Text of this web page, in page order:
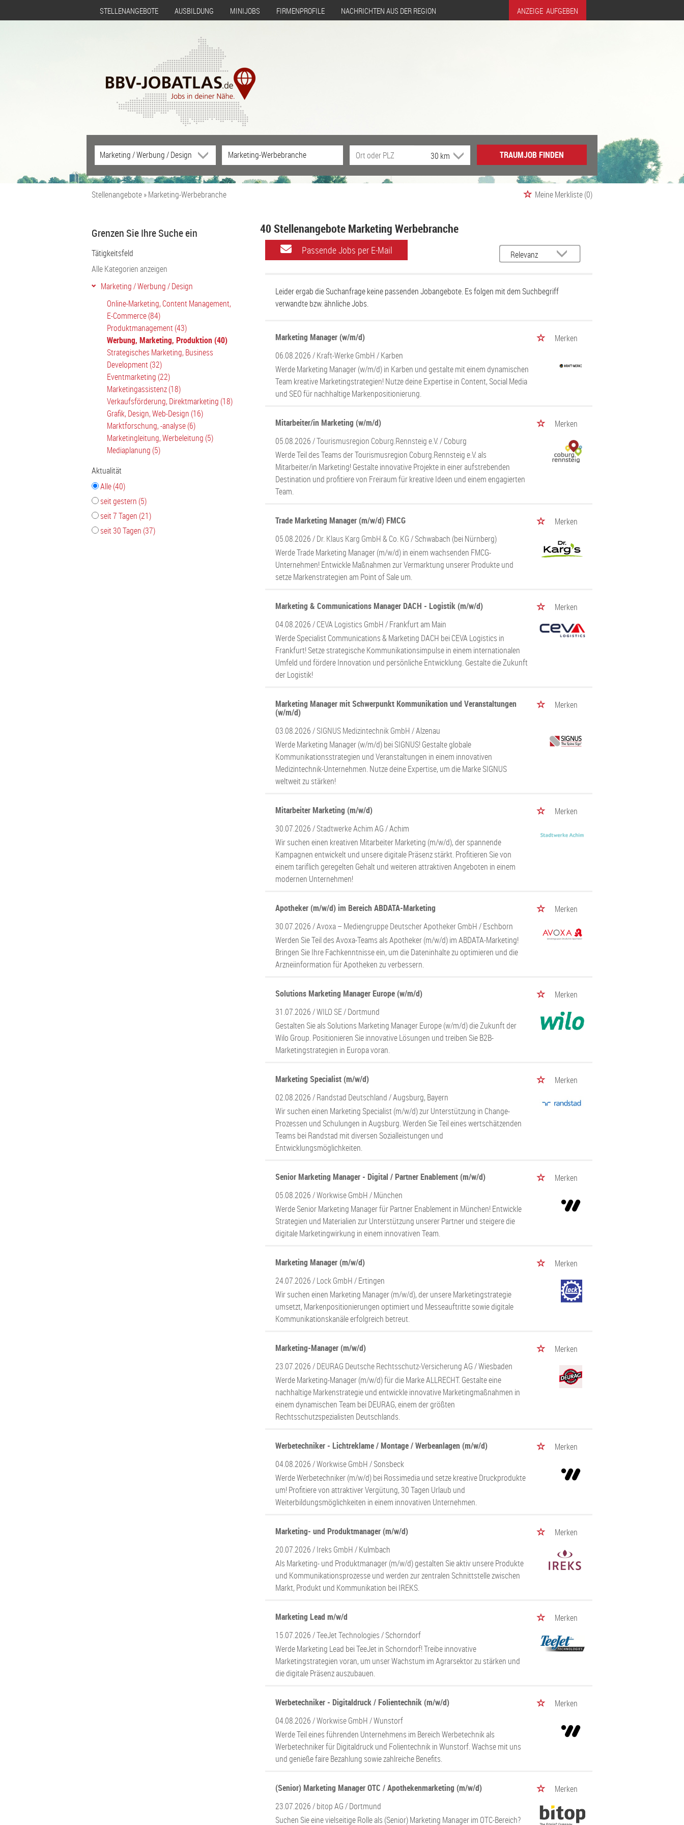
STELLENANGEBOTE AUSBILDUNG MINIJOBS FIRMENPROFILE NACHRICHTEN AUS DER REGION ANZEIGE AUFGEBEN
TRAUMJOB FINDEN
Stellenangebote Marketing-Werbebranche Meine Merkliste(0)
Grenzen Sie Ihre Suche ein
Tätigkeitsfeld
Alle Kategorien anzeigen
Marketing / Werbung / Design
Online-Marketing, Content Management,
E-Commerce (84)
Produktmanagement (43)
Werbung, Marketing, Produktion (40)
Strategisches Marketing, Business
Development (32)
Eventmarketing (22)
Marketingassistenz (18)
Verkaufsförderung, Direktmarketing (18)
Grafik, Design, Web-Design (16)
Marktforschung, -analyse (6)
Marketingleitung, Werbeleitung (5)
Mediaplanung (5)
Aktualität
Alle (40)
seit gestern (5)
seit 7 Tagen (21)
seit 30 Tagen (37)
40 Stellenangebote Marketing Werbebranche
Passende Jobs per E-Mail
Leider ergab die Suchanfrage keine passenden Jobangebote. Es folgen mit dem Suchbegriff
verwandte bzw. ähnliche Jobs.
Marketing Manager (w/m/d)
Merken
06.08.2026 /Kraft-Werke GmbH/ Karben
Werde Marketing Manager (w/m/d) in Karben und gestalte mit einem dynamischen
Team kreative Marketingstrategien! Nutze deine Expertise in Content, Social Media
und SEO für nachhaltige Markenpositionierung.
Mitarbeiter/in Marketing (w/m/d)
Merken
05.08.2026 /Tourismusregion Coburg.Rennsteig e.V./ Coburg
Werde Teil des Teams der Tourismusregion Coburg.Rennsteig e.V. als
Mitarbeiter/in Marketing! Gestalte innovative Projekte in einer aufstrebenden
Destination und profitiere von Freiraum für kreative Ideen und einem engagierten
Team.
Trade Marketing Manager (m/w/d) FMCG
Merken
05.08.2026 /Dr. Klaus Karg GmbH & Co. KG/ Schwabach (bei Nürnberg)
Werde Trade Marketing Manager (m/w/d) in einem wachsenden FMCG-
Unternehmen! Entwickle Maßnahmen zur Vermarktung unserer Produkte und
setze Markenstrategien am Point of Sale um.
Marketing & Communications Manager DACH - Logistik (m/w/d)
Merken
04.08.2026 /CEVA Logistics GmbH/ Frankfurt am Main
Werde Specialist Communications & Marketing DACH bei CEVA Logistics in
Frankfurt! Setze strategische Kommunikationsimpulse in einem internationalen
Umfeld und fördere Innovation und persönliche Entwicklung. Gestalte die Zukunft
der Logistik!
Marketing Manager mit Schwerpunkt Kommunikation und Veranstaltungen
(w/m/d)
Merken
03.08.2026 /SIGNUS Medizintechnik GmbH/ Alzenau
Werde Marketing Manager (w/m/d) bei SIGNUS! Gestalte globale
Kommunikationsstrategien und Veranstaltungen in einem innovativen
Medizintechnik-Unternehmen. Nutze deine Expertise, um die Marke SIGNUS
weltweit zu stärken!
Mitarbeiter Marketing (m/w/d)
Merken
30.07.2026 /Stadtwerke Achim AG/ Achim
Wir suchen einen kreativen Mitarbeiter Marketing (m/w/d), der spannende
Kampagnen entwickelt und unsere digitale Präsenz stärkt. Profitieren Sie von
einem tariflich geregelten Gehalt und weiteren attraktiven Angeboten in einem
modernen Unternehmen!
Apotheker (m/w/d) im Bereich ABDATA-Marketing
Merken
30.07.2026 /Avoxa – Mediengruppe Deutscher Apotheker GmbH/ Eschborn
Werden Sie Teil des Avoxa-Teams als Apotheker (m/w/d) im ABDATA-Marketing!
Bringen Sie Ihre Fachkenntnisse ein, um die Dateninhalte zu optimieren und die
Arzneiinformation für Apotheken zu verbessern.
Solutions Marketing Manager Europe (w/m/d)
Merken
31.07.2026 /WILO SE/ Dortmund
Gestalten Sie als Solutions Marketing Manager Europe (w/m/d) die Zukunft der
Wilo Group. Positionieren Sie innovative Lösungen und treiben Sie B2B-
Marketingstrategien in Europa voran.
Marketing Specialist (m/w/d)
Merken
02.08.2026 /Randstad Deutschland/ Augsburg, Bayern
Wir suchen einen Marketing Specialist (m/w/d) zur Unterstützung in Change-
Prozessen und Schulungen in Augsburg. Werden Sie Teil eines wertschätzenden
Teams bei Randstad mit diversen Sozialleistungen und
Entwicklungsmöglichkeiten.
Senior Marketing Manager - Digital / Partner Enablement (m/w/d)
Merken
05.08.2026 /Workwise GmbH/ München
Werde Senior Marketing Manager für Partner Enablement in München! Entwickle
Strategien und Materialien zur Unterstützung unserer Partner und steigere die
digitale Marketingwirkung in einem innovativen Team.
Marketing Manager (m/w/d)
Merken
24.07.2026 /Lock GmbH/ Ertingen
Wir suchen einen Marketing Manager (m/w/d), der unsere Marketingstrategie
umsetzt, Markenpositionierungen optimiert und Messeauftritte sowie digitale
Kommunikationskanäle erfolgreich betreut.
Marketing-Manager (m/w/d)
Merken
23.07.2026 /DEURAG Deutsche Rechtsschutz-Versicherung AG/ Wiesbaden
Werde Marketing-Manager (m/w/d) für die Marke ALLRECHT. Gestalte eine
nachhaltige Markenstrategie und entwickle innovative Marketingmaßnahmen in
einem dynamischen Team bei DEURAG, einem der größten
Rechtsschutzspezialisten Deutschlands.
Werbetechniker - Lichtreklame / Montage / Werbeanlagen (m/w/d)
Merken
04.08.2026 /Workwise GmbH/ Sonsbeck
Werde Werbetechniker (m/w/d) bei Rossimedia und setze kreative Druckprodukte
um! Profitiere von attraktiver Vergütung, 30 Tagen Urlaub und
Weiterbildungsmöglichkeiten in einem innovativen Unternehmen.
Marketing- und Produktmanager (m/w/d)
Merken
20.07.2026 /Ireks GmbH/ Kulmbach
Als Marketing- und Produktmanager (m/w/d) gestalten Sie aktiv unsere Produkte
und Kommunikationsprozesse und werden zur zentralen Schnittstelle zwischen
Markt, Produkt und Kommunikation bei IREKS.
Marketing Lead m/w/d
Merken
15.07.2026 /TeeJet Technologies/ Schorndorf
Werde Marketing Lead bei TeeJet in Schorndorf! Treibe innovative
Marketingstrategien voran, um unser Wachstum im Agrarsektor zu stärken und
die digitale Präsenz auszubauen.
Werbetechniker - Digitaldruck / Folientechnik (m/w/d)
Merken
04.08.2026 /Workwise GmbH/ Wunstorf
Werde Teil eines führenden Unternehmens im Bereich Werbetechnik als
Werbetechniker für Digitaldruck und Folientechnik in Wunstorf. Wachse mit uns
und genieße faire Bezahlung sowie zahlreiche Benefits.
(Senior) Marketing Manager OTC / Apothekenmarketing (m/w/d)
Merken
23.07.2026 /bitop AG/ Dortmund
Suchen Sie eine vielseitige Rolle als (Senior) Marketing Manager im OTC-Bereich?